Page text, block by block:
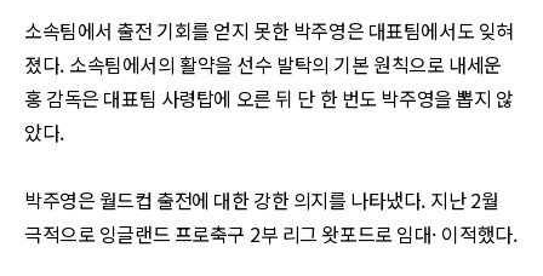
소속팀에서 출전 기회를 얻지 못한 박주영은 대표팀에서도 잊혀
졌다. 소속팀에서의 활약을 선수 발탁의 기본 원칙으로 내세운
홍 감독은 대표팀 사령탑에 오른 뒤 단 한 번도 박주영을 뽑지 않
았다.
박주영은 월드컵 출전에 대한 강한 의지를 나타냈다. 지난2월
극적으로 잉글랜드 프로축구 2부 리그 왓포드로 임대· 이적했다.